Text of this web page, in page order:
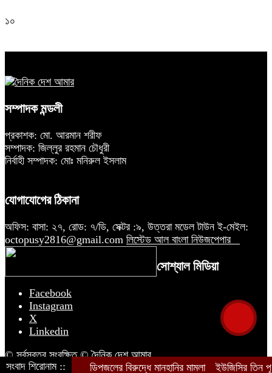
১০
সম্পাদক মন্ডলী
প্রকাশক: মো. আরমান শরীফ
সম্পাদক: জিল্লুর রহমান চৌধুরী
নির্বাহী সম্পাদক: মোঃ মনিরুল ইসলাম
যোগাযোগের ঠিকানা
অফিস: বাসা: ২৭, রোড: ৭/ডি, সেক্টর :৯, উত্তরা মডেল টাউন ই-মেইল:
octopusy2816@gmail.com লিস্টেড আল বাংলা নিউজপেপার
সোশ্যাল মিডিয়া
Facebook
Instagram
X
Linkedin
© সর্বস্বত্ব সংরক্ষিত © দৈনিক দেশ আমার
সংবাদ শিরোনাম ::
ডিপজলের বিরুদ্ধে মানহানির মামলা ইউজিসির তিন